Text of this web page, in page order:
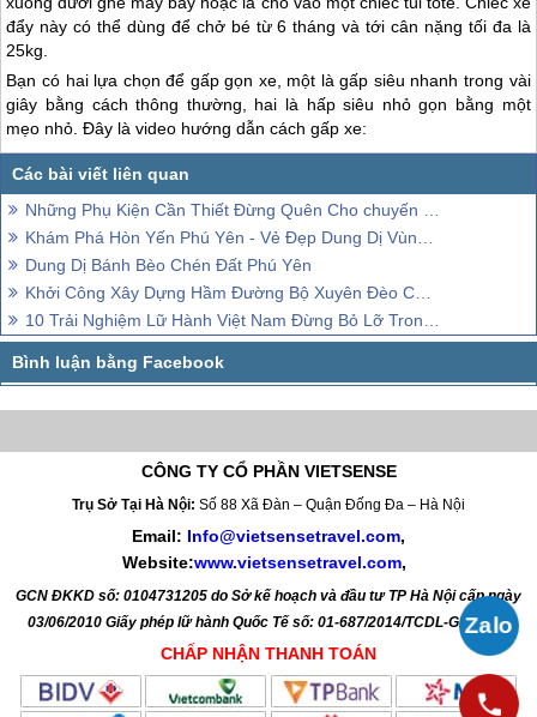
đẩy này có thể dùng để chở bé từ 6 tháng và tới cân nặng tối đa là
25kg.
Bạn có hai lựa chọn để gấp gọn xe, một là gấp siêu nhanh trong vài
giây bằng cách thông thường, hai là hấp siêu nhỏ gọn bằng một
mẹo nhỏ. Đây là video hướng dẫn cách gấp xe:
Những Phụ Kiện Cần Thiết Đừng Quên Cho chuyến đi Bằng Ô Tô
Khám Phá Hòn Yến Phú Yên - Vẻ Đẹp Dung Dị Vùng Biển Những Ngày Xuân
Dung Dị Bánh Bèo Chén Đất Phú Yên
Khởi Công Xây Dựng Hầm Đường Bộ Xuyên Đèo Cù Mông
10 Trải Nghiệm Lữ Hành Việt Nam Đừng Bỏ Lỡ Trong Đời
CÔNG TY CỔ PHẦN VIETSENSE
Trụ Sở Tại Hà Nội: Số 88 Xã Đàn – Quận Đống Đa – Hà Nội
Email: Info@vietsensetravel.com,
Website:www.vietsensetravel.com,
GCN ĐKKD số: 0104731205 do Sở kế hoạch và đầu tư TP Hà Nội cấp ngày
03/06/2010 Giấy phép lữ hành Quốc Tế số: 01-687/2014/TCDL-GP LHQT
CHẤP NHẬN THANH TOÁN